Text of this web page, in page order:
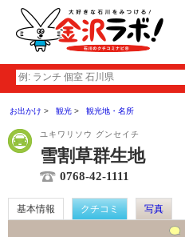
お出かけ 観光 観光地・名所
ユキワリソウ グンセイチ
雪割草群生地
0768-42-1111
基本情報 クチコミ
写真